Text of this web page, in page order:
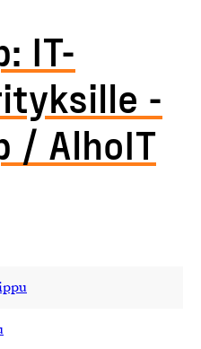
IT-
-
/ AlhoIT